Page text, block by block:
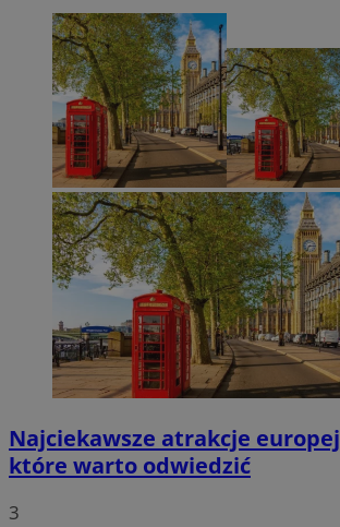
Najciekawsze atrakcje
które warto odwiedzić
3